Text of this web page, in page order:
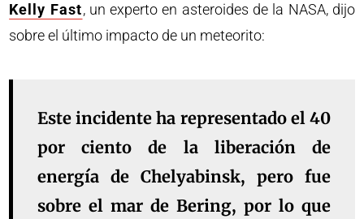
Kelly Fast, un experto en asteroides de la NASA, dijo
sobre el último impacto de un meteorito:
Este incidente ha representado el 40
por ciento de la liberación de
energía de Chelyabinsk, pero fue
sobre el mar de Bering, por lo que